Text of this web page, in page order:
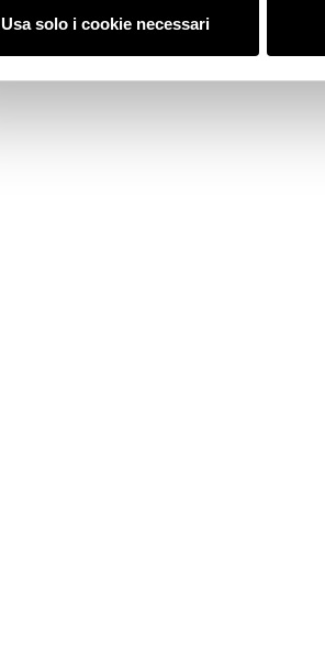
Usa solo i cookie necessari